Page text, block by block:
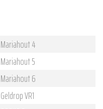
Mariahout 4
Mariahout 5
Mariahout 6
Geldrop VR1